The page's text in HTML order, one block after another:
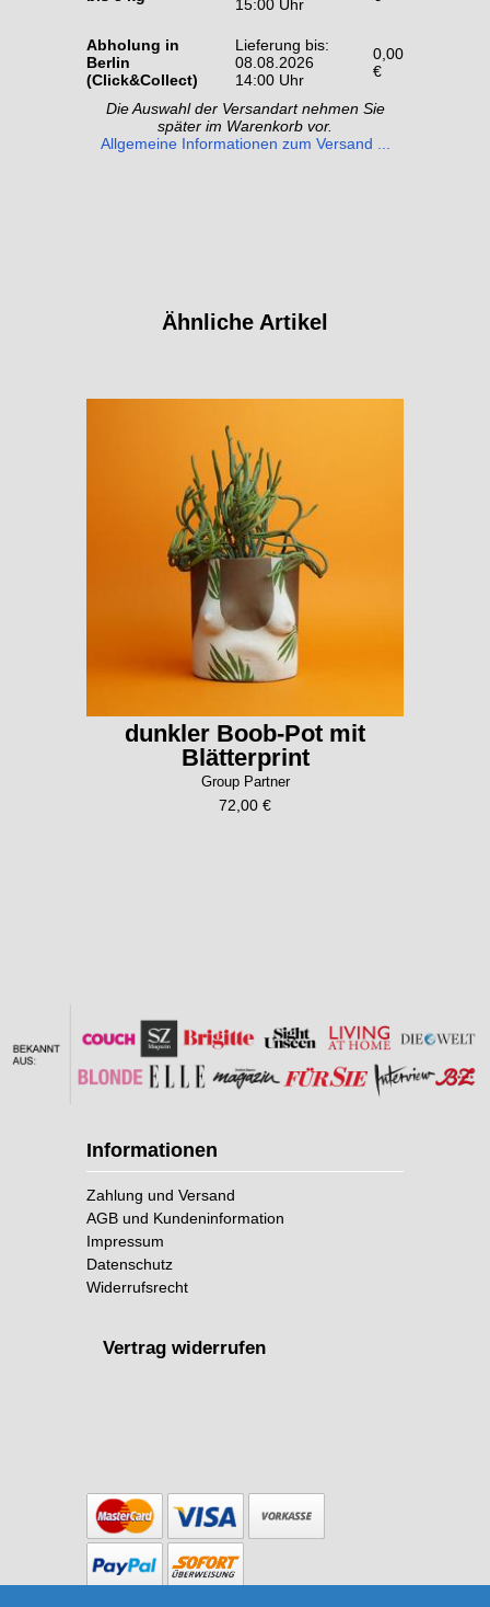
15:00 Uhr
Abholung in
Berlin
(Click&Collect)
Lieferung bis:
08.08.2026
14:00 Uhr
0,00
€
Die Auswahl der Versandart nehmen Sie
später im Warenkorb vor.
Allgemeine Informationen zum Versand ...
Ähnliche Artikel
dunkler Boob-Pot mit
Blätterprint
Group Partner
72,00 €
Informationen
Zahlung und Versand
AGB und Kundeninformation
Impressum
Datenschutz
Widerrufsrecht
Vertrag widerrufen